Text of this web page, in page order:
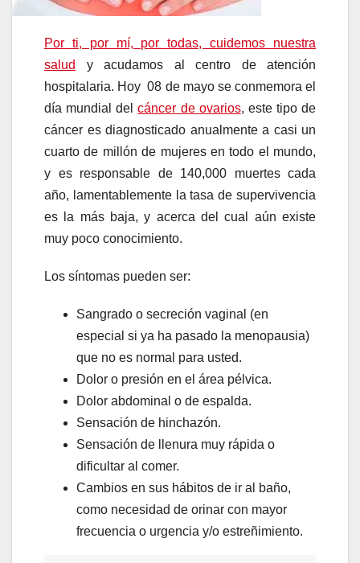
Por ti, por mí, por todas, cuidemos nuestra
salud
y acudamos al centro de atención
hospitalaria. Hoy 08 de mayo se conmemora el
día mundial delcáncer de ovarios, este tipo de
cáncer es diagnosticado anualmente a casi un
cuarto de millón de mujeres en todo el mundo,
y es responsable de 140,000 muertes cada
año, lamentablemente la tasa de supervivencia
es la más baja, y acerca del cual aún existe
muy poco conocimiento.
Los síntomas pueden ser:
Sangrado o secreción vaginal (en
especial si ya ha pasado la menopausia)
que no es normal para usted.
Dolor o presión en el área pélvica.
Dolor abdominal o de espalda.
Sensación de hinchazón.
Sensación de llenura muy rápida o
dificultar al comer.
Cambios en sus hábitos de ir al baño,
como necesidad de orinar con mayor
frecuencia o urgencia y/o estreñimiento.